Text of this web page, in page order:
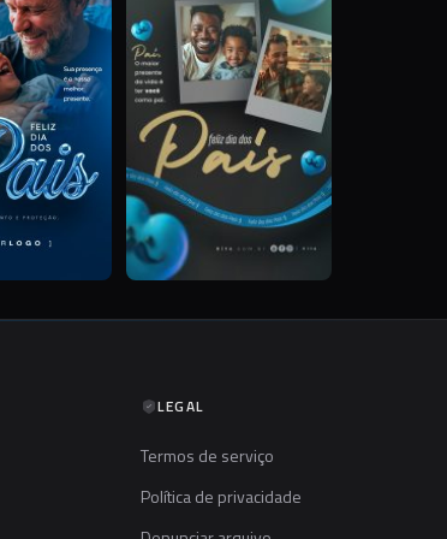
LEGAL
Termos de serviço
Política de privacidade